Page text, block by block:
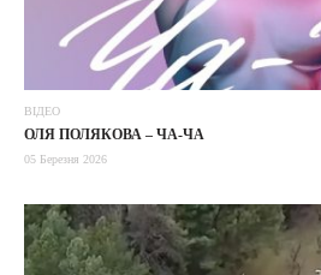
ВІДЕО
ОЛЯ ПОЛЯКОВА – ЧА-ЧА
05 Березня 2026